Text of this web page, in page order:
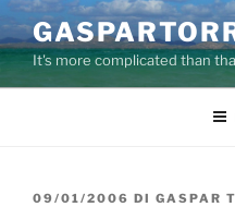
Salta
al
contenuto
It's more complicated than
PUBBLICATO
09/01/2006 DI GASPAR